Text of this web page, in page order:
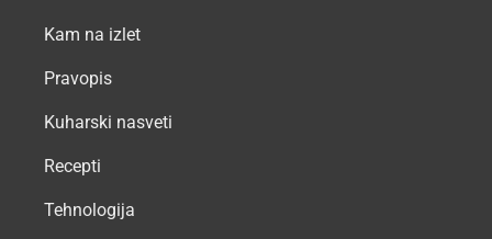
Kam na izlet
Pravopis
Kuharski nasveti
Recepti
Tehnologija